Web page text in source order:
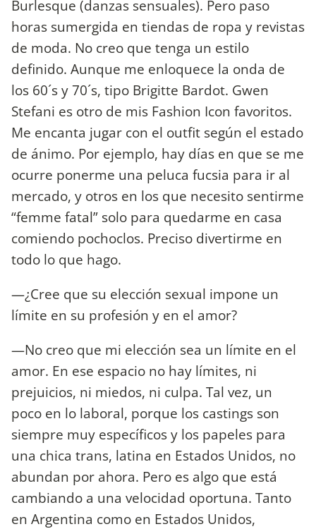
Burlesque (danzas sensuales). Pero paso
horas sumergida en tiendas de ropa y revistas
de moda. No creo que tenga un estilo
definido. Aunque me enloquece la onda de
los 60´s y 70´s, tipo Brigitte Bardot. Gwen
Stefani es otro de mis Fashion Icon favoritos.
Me encanta jugar con el outfit según el estado
de ánimo. Por ejemplo, hay días en que se me
ocurre ponerme una peluca fucsia para ir al
mercado, y otros en los que necesito sentirme
“femme fatal” solo para quedarme en casa
comiendo pochoclos. Preciso divertirme en
todo lo que hago.
—¿Cree que su elección sexual impone un
límite en su profesión y en el amor?
—No creo que mi elección sea un límite en el
amor. En ese espacio no hay límites, ni
prejuicios, ni miedos, ni culpa. Tal vez, un
poco en lo laboral, porque los castings son
siempre muy específicos y los papeles para
una chica trans, latina en Estados Unidos, no
abundan por ahora. Pero es algo que está
cambiando a una velocidad oportuna. Tanto
en Argentina como en Estados Unidos,